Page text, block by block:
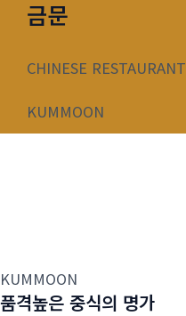
너
금문
CHINESE RESTAURANT
KUMMOON
KUMMOON
품격높은 중식의 명가